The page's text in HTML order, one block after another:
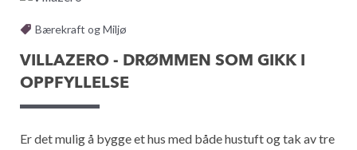
Bærekraft og Miljø
VILLAZERO - DRØMMEN SOM GIKK I
OPPFYLLELSE
Er det mulig å bygge et hus med både hustuft og tak av tre